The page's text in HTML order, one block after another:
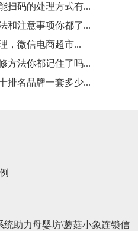
扫码的处理方式有...
和注意事项你都了...
，微信电商超市...
方法你都记住了吗...
排名品牌一套多少...
统助力母婴坊\蘑菇小象连锁信